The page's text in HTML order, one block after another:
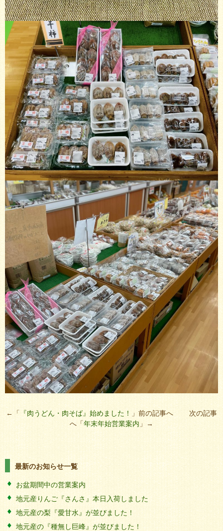
←「 『肉うどん・肉そば』始めました！ 」前の記事へ 次の記事
へ「年末年始営業案内 」→
最新のお知らせ一覧
お盆期間中の営業案内
地元産りんご『さんさ』本日入荷しました
地元産の梨『愛甘水』が並びました！
地元産の『種無し巨峰』が並びました！